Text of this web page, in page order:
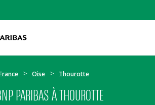
Oise Thourotte
PARIBAS À THOUROTTE